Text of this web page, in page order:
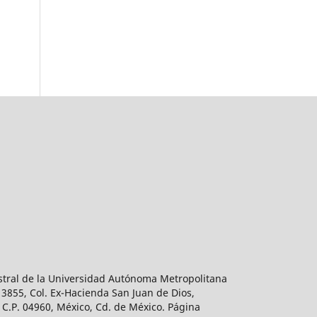
de la Universidad Autónoma Metropolitana
Col. Ex-Hacienda San Juan de Dios,
04960, México, Cd. de México. Página